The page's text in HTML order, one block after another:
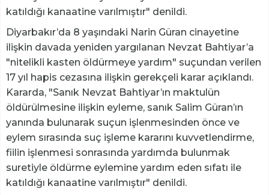
katıldığı kanaatine varılmıştır" denildi.
Diyarbakır’da 8 yaşındaki Narin Güran cinayetine
ilişkin davada yeniden yargılanan Nevzat Bahtiyar’a
"nitelikli kasten öldürmeye yardım" suçundan verilen
17 yıl hapis cezasına ilişkin gerekçeli karar açıklandı.
Kararda, "Sanık Nevzat Bahtiyar’ın maktulün
öldürülmesine ilişkin eyleme, sanık Salim Güran’ın
yanında bulunarak suçun işlenmesinden önce ve
eylem sırasında suç işleme kararını kuvvetlendirme,
fiilin işlenmesi sonrasında yardımda bulunmak
suretiyle öldürme eylemine yardım eden sıfatı ile
katıldığı kanaatine varılmıştır" denildi.